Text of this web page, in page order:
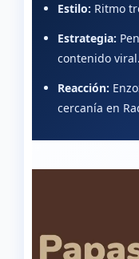
Estilo: Ritmo
Estrategia:
contenido viral.
Reacción:
cercanía en